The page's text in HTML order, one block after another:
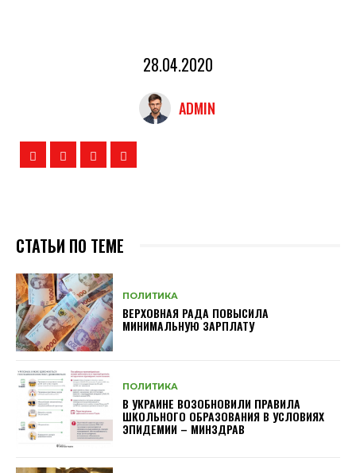
28.04.2020
ADMIN
СТАТЬИ ПО ТЕМЕ
ПОЛИТИКА
ВЕРХОВНАЯ РАДА ПОВЫСИЛА
МИНИМАЛЬНУЮ ЗАРПЛАТУ
ПОЛИТИКА
В УКРАИНЕ ВОЗОБНОВИЛИ ПРАВИЛА
ШКОЛЬНОГО ОБРАЗОВАНИЯ В УСЛОВИЯХ
ЭПИДЕМИИ – МИНЗДРАВ